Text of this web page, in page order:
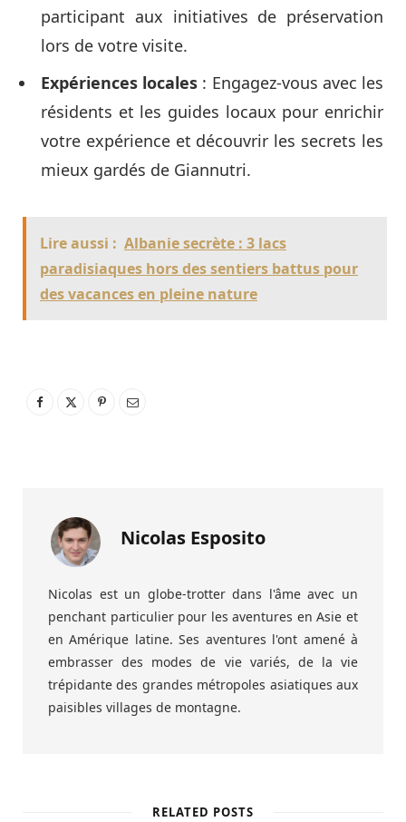
participant aux initiatives de préservation
lors de votre visite.
Expériences locales : Engagez-vous avec les
résidents et les guides locaux pour enrichir
votre expérience et découvrir les secrets les
mieux gardés de Giannutri.
Lire aussi : Albanie secrète : 3 lacs
paradisiaques hors des sentiers battus pour
des vacances en pleine nature
Nicolas Esposito
Nicolas est un globe-trotter dans l'âme avec un
penchant particulier pour les aventures en Asie et
en Amérique latine. Ses aventures l'ont amené à
embrasser des modes de vie variés, de la vie
trépidante des grandes métropoles asiatiques aux
paisibles villages de montagne.
RELATED POSTS